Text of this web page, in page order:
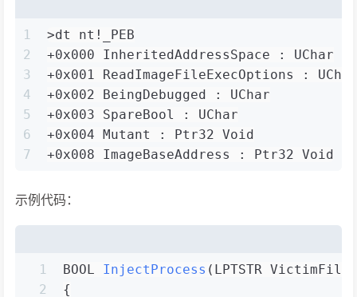
1
2
3
4
5
6
7
>dt nt!_PEB
+0x000 InheritedAddressSpace : UChar
+0x001 ReadImageFileExecOptions : UChar
+0x002 BeingDebugged : UChar
+0x003 SpareBool : UChar
+0x004 Mutant : Ptr32 Void
+0x008 ImageBaseAddress : Ptr32 Void
示例代码：
1
2
BOOL InjectProcess (LPTSTR
{